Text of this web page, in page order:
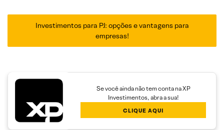
Investimentos para PJ: opções e vantagens para
empresas!
Se você ainda não tem conta na XP
Investimentos, abra a sua!
CLIQUE AQUI